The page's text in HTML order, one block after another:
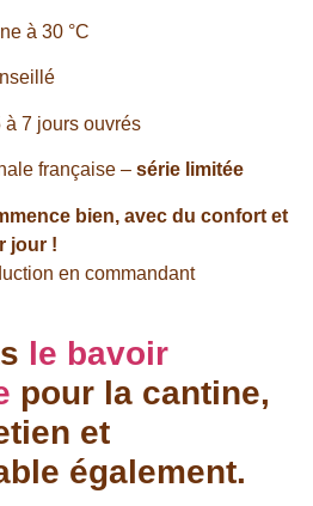
à 30 °C
à 7 jours ouvrés
française – série limitée
bien, avec du confort et
jour !
en commandant
le bavoir
pour la cantine,
et
également.